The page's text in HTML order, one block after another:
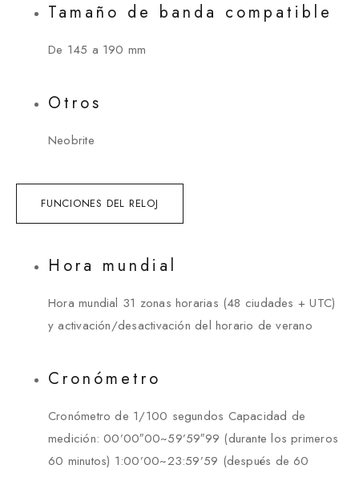
Tamaño de banda compatible
De 145 a 190 mm
Otros
Neobrite
FUNCIONES DEL RELOJ
Hora mundial
Hora mundial 31 zonas horarias (48 ciudades + UTC)
y activación/desactivación del horario de verano
Cronómetro
Cronómetro de 1/100 segundos Capacidad de
medición: 00’00″00~59’59″99 (durante los primeros
60 minutos) 1:00’00~23:59’59 (después de 60